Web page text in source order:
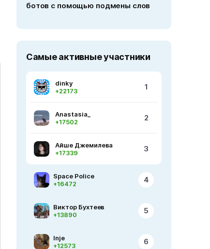
ботов с помощью подмены слов
Самые активные участники
dinky
+22173
1
Anastasia_
+17502
2
Айше Джемилева
+17339
3
Space Police
+16472
4
Виктор Бухтеев
+13890
5
Inje
+12573
6